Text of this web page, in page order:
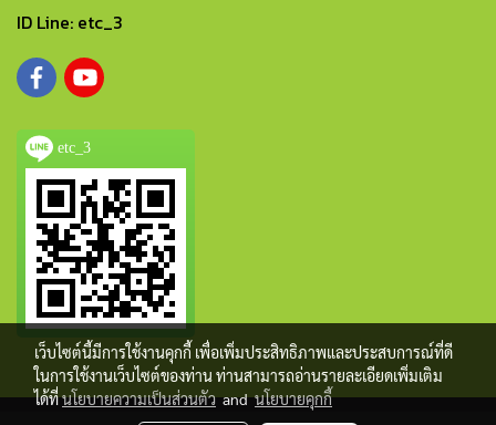
ID Line: etc_3
etc_3
เว็บไซต์นี้มีการใช้งานคุกกี้ เพื่อเพิ่มประสิทธิภาพและประสบการณ์ที่ดี
ในการใช้งานเว็บไซต์ของท่าน ท่านสามารถอ่านรายละเอียดเพิ่มเติม
ได้ที่นโยบายความเป็นส่วนตัวandนโยบายคุกกี้